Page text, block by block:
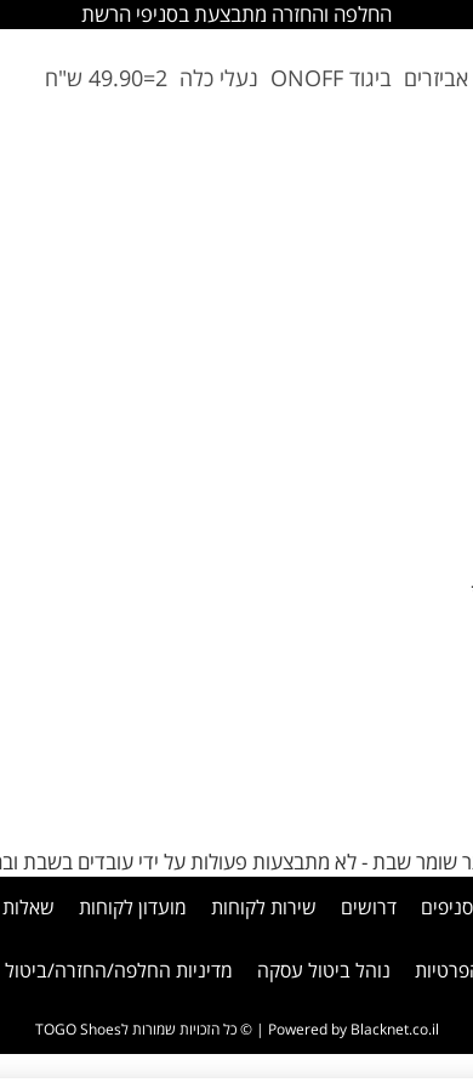
החלפה והחזרה מתבצעת בסניפי הרשת
אביזרים ביגוד ONOFF נעלי כלה 2=49.90 ש"ח
שומר שבת - לא מתבצעות פעולות על ידי עובדים בשבת
סניפים דרושים שירות לקוחות מועדון לקוחות שאלות
נוהל ביטול עסקה מדיניות החלפה/החזרה/ביטול
Powered by Blacknet.co.il | © כל הזכויות שמורות לTOGO Shoes